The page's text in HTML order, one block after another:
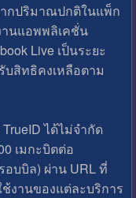
กปริมาณปกติในแพ็ก
านแอพพลิเคชั่น
Live เป็นระยะ
บสิทธิคงเหลือตาม
ได้ไม่จำกัด
เมกะบิตต่อ
อบบิล) ผ่าน URL ที่
งานของแต่ละบริการ